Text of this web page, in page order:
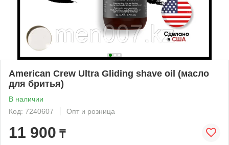
American Crew Ultra Gliding shave oil (масло
для бритья)
В наличии
Код: 7240607
Опт и розница
11 900 ₸